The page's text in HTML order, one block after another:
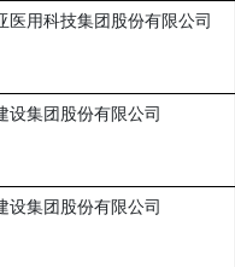
医用科技集团股份有限公司
设集团股份有限公司
设集团股份有限公司